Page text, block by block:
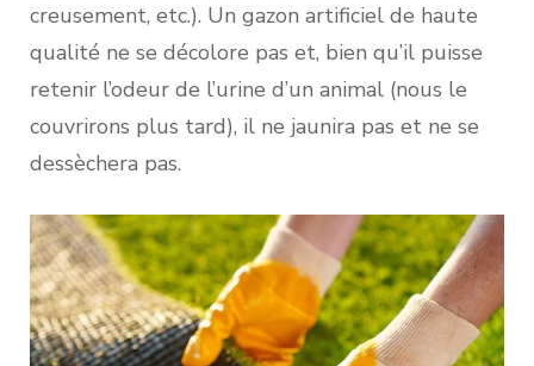
creusement, etc.). Un gazon artificiel de haute
qualité ne se décolore pas et, bien qu’il puisse
retenir l’odeur de l’urine d’un animal (nous le
couvrirons plus tard), il ne jaunira pas et ne se
dessèchera pas.